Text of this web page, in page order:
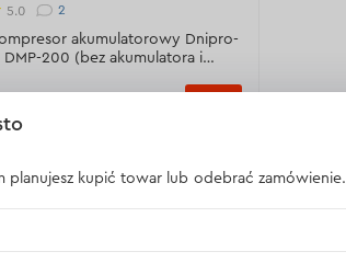
5.0 2
akumulatorowy Dnipro-
DMP-200 (bez akumulatora i
22 l/min
nominalne: 18 V
ciśnienie: 1,1 MPa/11
planujesz kupić towar lub odebrać zamówienie.